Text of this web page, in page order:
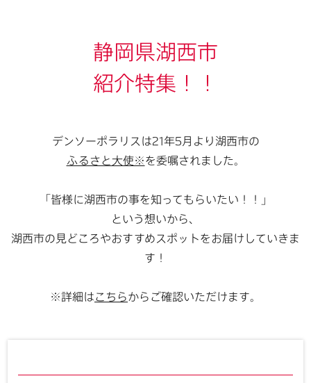
静岡県湖西市
紹介特集！！
デンソーポラリスは21年5月より湖西市の
ふるさと大使※を委嘱されました。
「皆様に湖西市の事を知ってもらいたい！！」
という想いから、
湖西市の見どころやおすすめスポットをお届けしていきま
す！
※詳細はこちらからご確認いただけます。